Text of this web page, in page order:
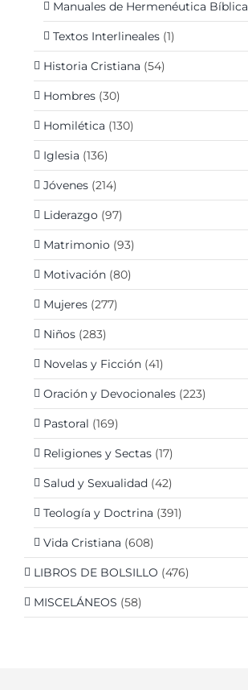
Manuales de Hermenéutica Bíblica
Textos Interlineales (1)
Historia Cristiana (54)
Hombres (30)
Homilética (130)
Iglesia (136)
Jóvenes (214)
Liderazgo (97)
Matrimonio (93)
Motivación (80)
Mujeres (277)
Niños (283)
Novelas y Ficción (41)
Oración y Devocionales (223)
Pastoral (169)
Religiones y Sectas (17)
Salud y Sexualidad (42)
Teología y Doctrina (391)
Vida Cristiana (608)
LIBROS DE BOLSILLO (476)
MISCELÁNEOS (58)